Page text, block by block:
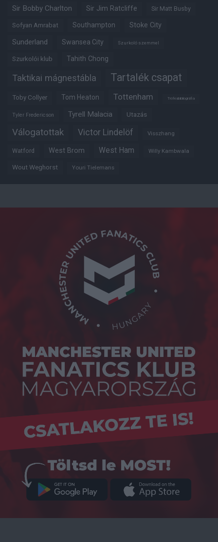
Sir Bobby Charlton Sir Jim Ratcliffe Sir Matt Busby
Sofyan Amrabat Southampton Stoke City
Sunderland Swansea City Szurkoló szemmel
Szurkolói klub Tahith Chong
Taktikai mágnestábla Tartalék csapat
Toby Collyer Tom Heaton Tottenham Trófeabibliográfia
Tyler Fredericson Tyrell Malacia Utazás
Válogatottak Victor Lindelöf Visszhang
Watford West Brom West Ham Willy Kambwala
Wout Weghorst Youri Tielemans